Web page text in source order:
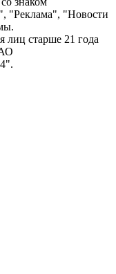
"Реклама", "Новости
лиц старше 21 года